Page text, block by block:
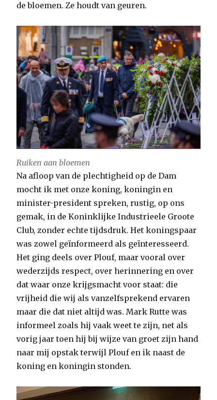
de bloemen. Ze houdt van geuren.
Ruiken aan bloemen
Na afloop van de plechtigheid op de Dam
mocht ik met onze koning, koningin en
minister-president spreken, rustig, op ons
gemak, in de Koninklijke Industrieele Groote
Club, zonder echte tijdsdruk. Het koningspaar
was zowel geïnformeerd als geïnteresseerd.
Het ging deels over Plouf, maar vooral over
wederzijds respect, over herinnering en over
dat waar onze krijgsmacht voor staat: die
vrijheid die wij als vanzelfsprekend ervaren
maar die dat niet altijd was. Mark Rutte was
informeel zoals hij vaak weet te zijn, net als
vorig jaar toen hij bij wijze van groet zijn hand
naar mij opstak terwijl Plouf en ik naast de
koning en koningin stonden.